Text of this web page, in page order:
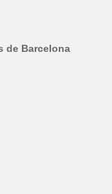
de Barcelona